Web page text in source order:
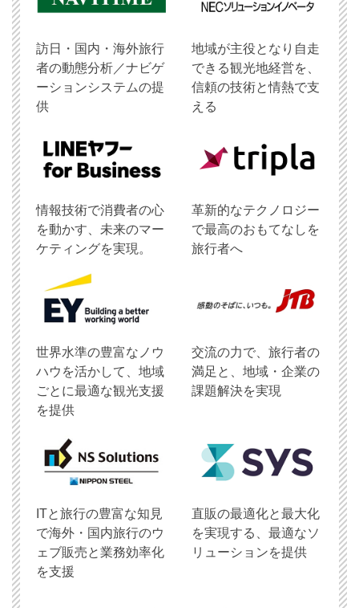
訪日・国内・海外旅行
者の動態分析／ナビゲ
ーションシステムの提
供
地域が主役となり自走
できる観光地経営を、
信頼の技術と情熱で支
える
情報技術で消費者の心
を動かす、未来のマー
ケティングを実現。
革新的なテクノロジー
で最高のおもてなしを
旅行者へ
世界水準の豊富なノウ
ハウを活かして、地域
ごとに最適な観光支援
を提供
交流の力で、旅行者の
満足と、地域・企業の
課題解決を実現
ITと旅行の豊富な知見
で海外・国内旅行のウ
ェブ販売と業務効率化
を支援
直販の最適化と最大化
を実現する、最適なソ
リューションを提供